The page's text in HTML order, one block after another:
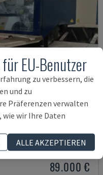
89.000 €
EU-Benutzer
zu verbessern, die
und zu
Präferenzen verwalten
wir Ihre Daten
ALLE AKZEPTIEREN